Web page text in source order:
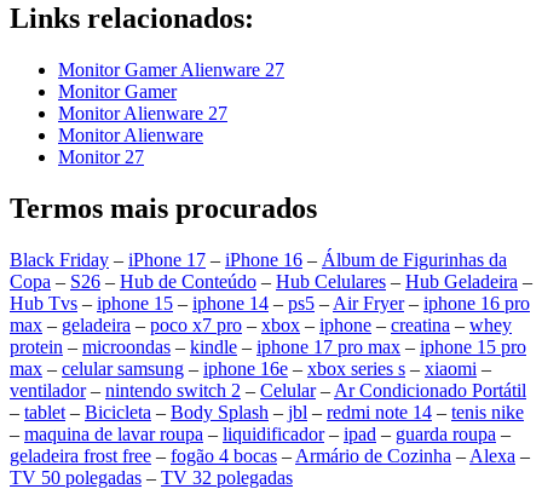
Links relacionados:
Monitor Gamer Alienware 27
Monitor Gamer
Monitor Alienware 27
Monitor Alienware
Monitor 27
Termos mais procurados
Black Friday – iPhone 17 – iPhone 16 – Álbum de Figurinhas da
Copa – S26 – Hub de Conteúdo – Hub Celulares – Hub Geladeira –
Hub Tvs – iphone 15 – iphone 14 – ps5 – Air Fryer– iphone 16 pro
max – geladeira – poco x7 pro – xbox – iphone – creatina – whey
protein – microondas – kindle – iphone 17 pro max – iphone 15 pro
max – celular samsung – iphone 16e – xbox series s – xiaomi –
ventilador– nintendo switch 2 – Celular– Ar Condicionado Portátil
– tablet – Bicicleta – Body Splash – jbl – redmi note 14 – tenis nike
– maquina de lavar roupa – liquidificador– ipad – guarda roupa –
geladeira frost free – fogão 4 bocas – Armário de Cozinha – Alexa –
TV 50 polegadas – TV 32 polegadas